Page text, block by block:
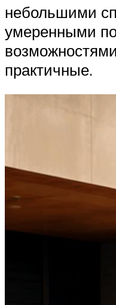
небольшими
умеренными
практичные.